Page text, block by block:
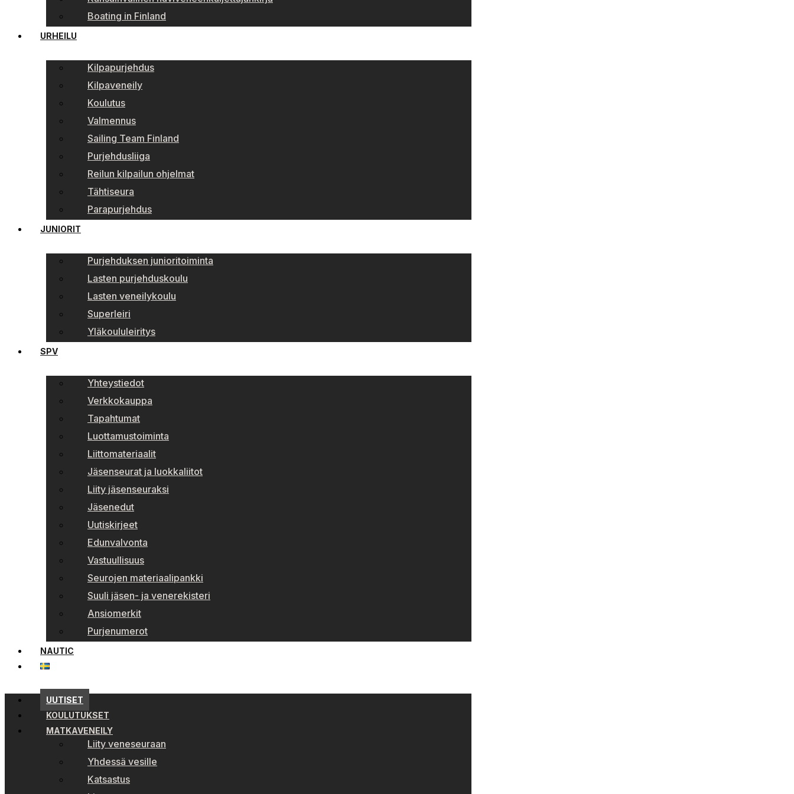
Boating in Finland
URHEILU
Kilpapurjehdus
Kilpaveneily
Koulutus
Valmennus
Sailing Team Finland
Purjehdusliiga
Reilun kilpailun ohjelmat
Tähtiseura
Parapurjehdus
JUNIORIT
Purjehduksen junioritoiminta
Lasten purjehduskoulu
Lasten veneilykoulu
Superleiri
Yläkoululeiritys
SPV
Yhteystiedot
Verkkokauppa
Tapahtumat
Luottamustoiminta
Liittomateriaalit
Jäsenseurat ja luokkaliitot
Liity jäsenseuraksi
Jäsenedut
Uutiskirjeet
Edunvalvonta
Vastuullisuus
Seurojen materiaalipankki
Suuli jäsen- ja venerekisteri
Ansiomerkit
Purjenumerot
NAUTIC
UUTISET
KOULUTUKSET
MATKAVENEILY
Liity veneseuraan
Yhdessä vesille
Katsastus